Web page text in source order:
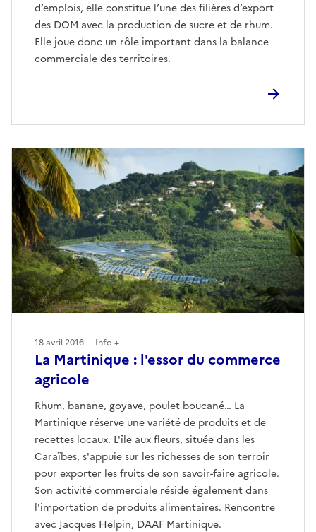
d’emplois, elle constitue l’une des filières d’export
des DOM avec la production de sucre et de rhum.
Elle joue donc un rôle important dans la balance
commerciale des territoires.
La Martinique : l'essor du commerce
agricole
Rhum, banane, goyave, poulet boucané… La
Martinique réserve une variété de produits et de
recettes locaux. L'île aux fleurs, située dans les
Caraïbes, s'appuie sur les richesses de son terroir
pour exporter les fruits de son savoir-faire agricole.
Son activité commerciale réside également dans
l'importation de produits alimentaires. Rencontre
avec Jacques Helpin, DAAF Martinique.
18 avril 2016 Info +